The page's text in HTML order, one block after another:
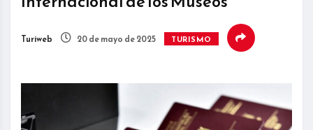
Turiweb 20 de mayo de 2025 TURISMO